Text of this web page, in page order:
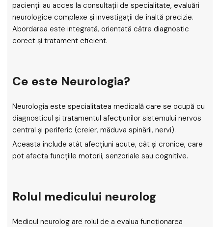
pacienții au acces la consultații de specialitate, evaluări
neurologice complexe și investigații de înaltă precizie.
Abordarea este integrată, orientată către diagnostic
corect și tratament eficient.
Ce este Neurologia?
Neurologia este specialitatea medicală care se ocupă cu
diagnosticul și tratamentul afecțiunilor sistemului nervos
central și periferic (creier, măduva spinării, nervi).
Aceasta include atât afecțiuni acute, cât și cronice, care
pot afecta funcțiile motorii, senzoriale sau cognitive.
Rolul medicului neurolog
Medicul neurolog are rolul de a evalua funcționarea